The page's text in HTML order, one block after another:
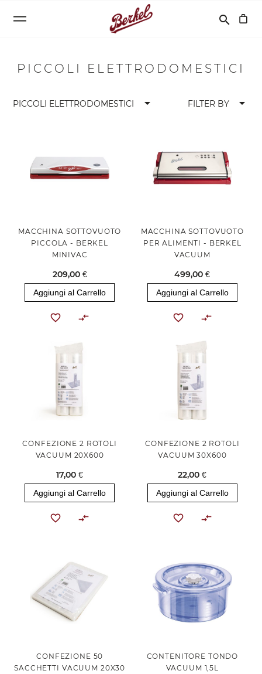
Cerca
search
PICCOLI ELETTRODOMESTICI
PICCOLI ELETTRODOMESTICI arrow_drop_down FILTER BY arrow_drop_down
MACCHINA SOTTOVUOTO
PICCOLA - BERKEL
MINIVAC
209,00 €
Aggiungi al Carrello
MACCHINA SOTTOVUOTO
PER ALIMENTI - BERKEL
VACUUM
499,00 €
Aggiungi al Carrello
CONFEZIONE 2 ROTOLI
VACUUM 20X600
17,00 €
Aggiungi al Carrello
CONFEZIONE 2 ROTOLI
VACUUM 30X600
22,00 €
Aggiungi al Carrello
CONFEZIONE 50
SACCHETTI VACUUM 20X30
CONTENITORE TONDO
VACUUM 1,5L